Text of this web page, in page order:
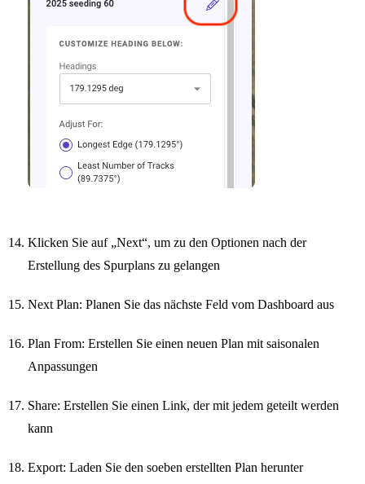
Klicken Sie auf „Next“, um zu den Optionen nach der
Erstellung des Spurplans zu gelangen
Next Plan: Planen Sie das nächste Feld vom Dashboard aus
Plan From: Erstellen Sie einen neuen Plan mit saisonalen
Anpassungen
Share: Erstellen Sie einen Link, der mit jedem geteilt werden
kann
Export: Laden Sie den soeben erstellten Plan herunter